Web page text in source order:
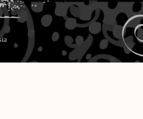
Langsung ke konten